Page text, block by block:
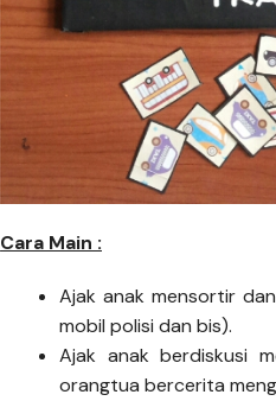
Cara Main :
Ajak anak mensortir
mobil polisi dan bis).
Ajak anak berdiskusi
orangtua bercerita